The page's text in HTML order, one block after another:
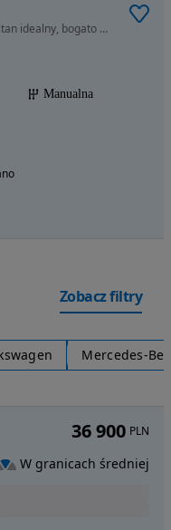
1498 cm3 • 150 KM • Pierwszy właściciel, stan idealny, bogato wyposażony
Manualna
Zobacz filtry
Mercedes-
36 900 PLN
W granicach średniej